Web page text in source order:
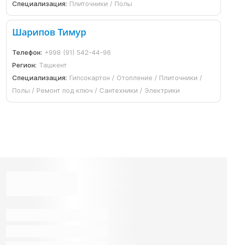
Специализация: Плиточники / Полы
Шарипов Тимур
Телефон: +998 (91) 542-44-96
Регион: Ташкент
Специализация: Гипсокартон / Отопление / Плиточники /
Полы / Ремонт под ключ / Сантехники / Электрики